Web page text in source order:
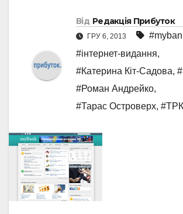
Від Редакція Прибуток
ГРУ 6, 2013
#інтернет-видання,
#Катерина Кіт-Садова,
#Роман Андрейко,
#Тарас Островерх,